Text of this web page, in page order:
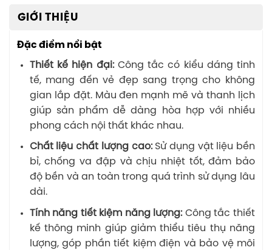
GIỚI THIỆU
Đặc điểm nổi bật
Thiết kế hiện đại: Công tắc có kiểu dáng tinh
tế, mang đến vẻ đẹp sang trọng cho không
gian lắp đặt. Màu đen mạnh mẽ và thanh lịch
giúp sản phẩm dễ dàng hòa hợp với nhiều
phong cách nội thất khác nhau.
Chất liệu chất lượng cao: Sử dụng vật liệu bền
bỉ, chống va đập và chịu nhiệt tốt, đảm bảo
độ bền và an toàn trong quá trình sử dụng lâu
dài.
Tính năng tiết kiệm năng lượng:Công tắc thiết
kế thông minh giúp giảm thiểu tiêu thụ năng
lượng, góp phần tiết kiệm điện và bảo vệ môi